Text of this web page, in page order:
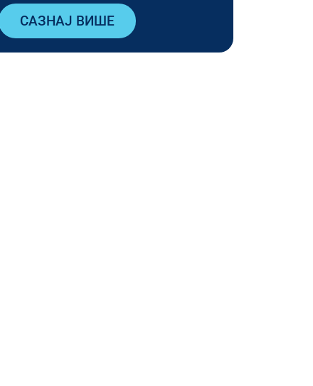
САЗНАЈ ВИШЕ